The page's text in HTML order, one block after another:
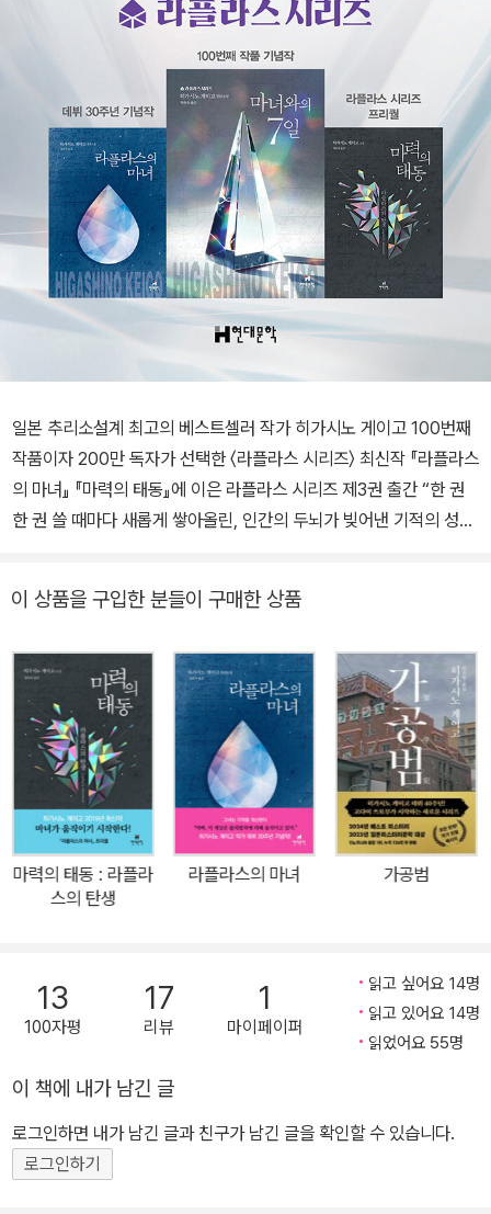
일본 추리소설계 최고의 베스트셀러 작가 히가시노 게이고 100번째
작품이자 200만 독자가 선택한 〈라플라스 시리즈〉 최신작 『라플라스
의 마녀』 『마력의 태동』에 이은 라플라스 시리즈 제3권 출간 “한 권
한 권 쓸 때마다 새롭게 쌓아올린, 인간의 두뇌가 빚어낸 기적의 성과
장 히가시노 게이고의 『마녀와의 7일』이 현대문학에서 출간되었다.
념작으로 발표한 『라플라스의 마녀』와 2018년 프리퀄에 해당하는
『마력의 태동』에 이어 5년 만에 선보이는 〈라플라스 시리즈〉 세 번째
작품이다. 이번 작품은 1985년 제31회 에도가와란포상을 수상한 작
가의 데뷔작 『방과 후』 이후 통산 100번째 단행본이라는 점에서 더
욱 뜻깊다. 〈라플라스 시리즈〉를 비롯해 히가시노 게이고의 책을 40
권 가까이 옮긴 양윤옥 번역가는 “100이라는 숫자를 기록하기까지
작가로서 분명 100번의 크나큰 용기와 지혜가 필요”했을 거라며 “한
권 한 권 쓸 때마다 새롭게 쌓아올린, 인간의 두뇌가 빚어낸 기적의 성
마도카와 함께 아버지의 죽음을 좇는 소년의 모험과 사건의 진상을
추적하는 형사의 활약상을 담은 작품이다. 그간 이과적 상상력을 가
미한 SF에서부터 과학, 미스터리, 범죄 심리, 판타지 등 다양한 요소
를 전면에 내세우며 한층 거대하면서도 현실에 밀착된 시의성 있는
이야기를 선보인다. 이 책이 지난해 일본에 공개되자마자 〈산케이 신
문〉에서는 “압도적인 미스터리 걸작”이 나왔다며 “따뜻한 감동과 서
이 상품을 구입한 분들이 구매한 상품
마력의 태동 : 라플라
스의 탄생
라플라스의 마녀 가공범
13
100자평
17
리뷰
1
마이페이퍼
읽고 싶어요 14명
읽고 있어요 14명
읽었어요 55명
이 책에 내가 남긴 글
로그인하면 내가 남긴 글과 친구가 남긴 글을 확인할 수 있습니다.
로그인하기